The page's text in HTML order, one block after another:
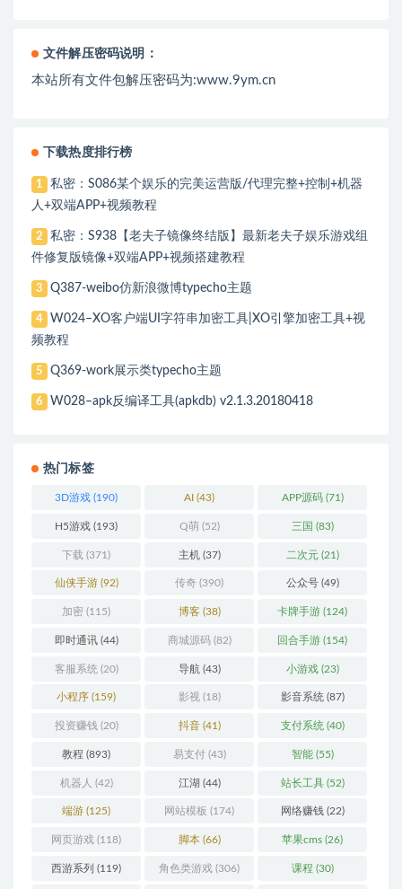
文件解压密码说明：
本站所有文件包解压密码为:www.9ym.cn
下载热度排行榜
1
私密：S086某个娱乐的完美运营版/代理完整+控制+机器
人+双端APP+视频教程
2
私密：S938【老夫子镜像终结版】最新老夫子娱乐游戏组
件修复版镜像+双端APP+视频搭建教程
3 Q387-weibo仿新浪微博typecho主题
4
W024–XO客户端UI字符串加密工具|XO引擎加密工具+视
频教程
5 Q369-work展示类typecho主题
6 W028–apk反编译工具(apkdb) v2.1.3.20180418
热门标签
3D游戏 (190) AI (43) APP源码(71)
H5游戏 (193) Q萌(52) 三国 (83)
下载 (371) 主机(37) 二次元(21)
仙侠手游(92) 传奇 (390) 公众号(49)
加密 (115) 博客(38) 卡牌手游 (124)
即时通讯(44) 商城源码(82) 回合手游 (154)
客服系统 (20) 导航(43) 小游戏(23)
小程序 (159) 影视(18) 影音系统(87)
投资赚钱 (20) 抖音(41) 支付系统 (40)
教程 (893) 易支付(43) 智能(55)
机器人 (42) 江湖 (44) 站长工具(52)
端游 (125) 网站模板 (174) 网络赚钱(22)
网页游戏 (118) 脚本(66) 苹果cms (26)
西游系列 (119) 角色类游戏 (306) 课程 (30)